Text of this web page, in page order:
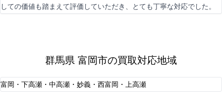
しての価値も踏まえて評価していただき、とても丁寧な対応でした。
群馬県 富岡市の買取対応地域
富岡・下高瀬・中高瀬・妙義・西富岡・上高瀬